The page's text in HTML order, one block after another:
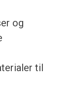
og
til